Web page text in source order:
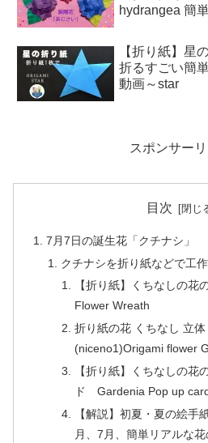
【折り紙】星
折るすごい簡
動画～star
スポンサー
目次
7月7日の誕生花「クチナシ」
クチナシを折り紙などで工
【折り紙】くちなしの花
Flower Wreath
折り紙の花 くちなし 立
(niceno1)Origami flower
【折り紙】くちなしの花
ド Gardenia Pop up
【解説】初夏・夏の絵手
月、7月、簡単リアルな